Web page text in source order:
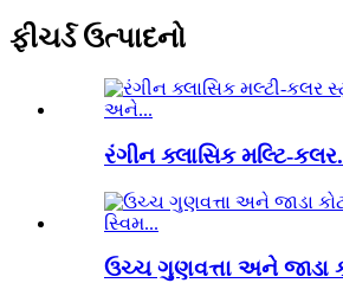
ફીચર્ડ ઉત્પાદનો
રંગીન ક્લાસિક મલ્ટિ-
ઉચ્ચ ગુણવત્તા અને જાડા